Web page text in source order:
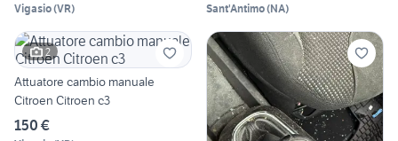
Vigasio(VR) Sant'Antimo(NA)
2
Attuatore cambio manuale
Citroen Citroen c3
150 €